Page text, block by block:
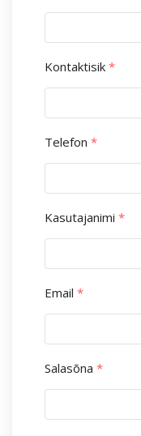
Kontaktisik *
Telefon *
Kasutajanimi *
Email *
Salasõna *